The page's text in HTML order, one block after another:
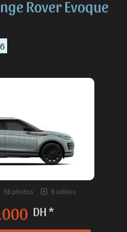
Rover Evoque
68 photos 8 vidéos
DH *